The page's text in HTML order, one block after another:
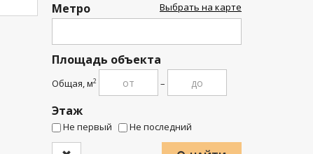
Метро Выбрать на карте
Площадь объекта
Общая, м2 –
Этаж
Не первый Не последний